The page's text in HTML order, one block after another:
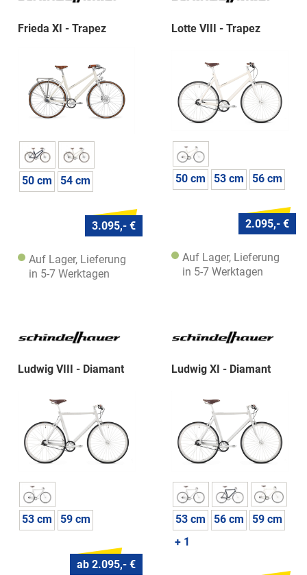
Frieda XI - Trapez
50 cm 54 cm
3.095,- €
Auf Lager, Lieferung
in 5-7 Werktagen
Lotte VIII - Trapez
50 cm 53 cm 56 cm
2.095,- €
Auf Lager, Lieferung
in 5-7 Werktagen
Ludwig VIII - Diamant
53 cm 59 cm
ab 2.095,- €
Ludwig XI - Diamant
53 cm 56 cm
59 cm
+ 1